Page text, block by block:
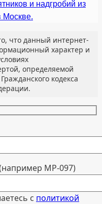
и надгробий из
Москве.
что данный интернет-
характер и
определяемой
кодекса
МР-097)
с политикой